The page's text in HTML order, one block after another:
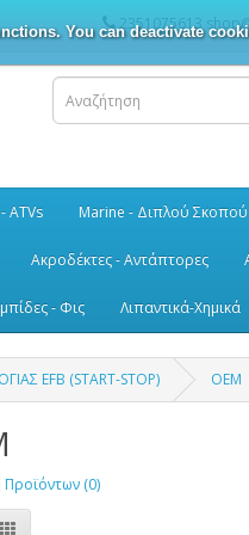
You can deactivate
2351075613
ATVs Marine - Διπλού Σκοπού
Ακροδέκτες - Αντάπτορες
- Φις Λιπαντικά-Χημικά
EFB (START-STOP) OEM
Προϊόντων (0)